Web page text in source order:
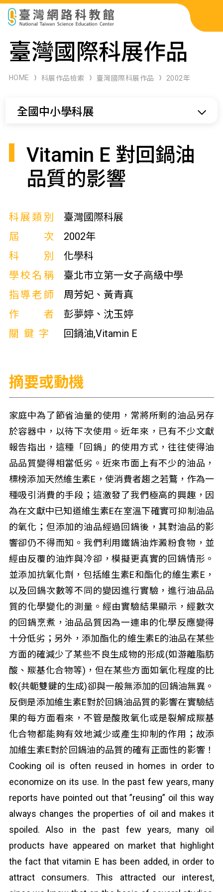
科展作品檢索
科學研習月刊
臺灣國際科展作品
HOME 科展作品檢索 臺灣國際科展作品 2002年
全國中小學科展
Vitamin E 對回鍋油
品質的影響
科展類別
臺灣國際科展
屆次
2002年
科別
化學科
學校名稱
臺北市立第一女子高級中學
指導老師
周芳妃、黃青真
作者
彭夢婷、沈玉婷
關鍵字
回鍋油,Vitamin E
摘要或動機
家庭中為了節省油量的使用，常將所剩的油品另存
於容器中，以待下次使用。近年來，已有不少文獻
報告指出，這種「回鍋」的使用方式，往往使得油
品品質變得相當低劣。近來市面上有不少的油品，
標榜添加天然維生素E，使消費者趨之若鶩，作為一
種吸引消費的手段；這激發了我們極高的興趣，因
為在文獻中已知道維生素E在室溫下確實可抑制油品
的氧化；但添加的油品經過回鍋後，其對油品的影
響卻仍不得而知。我們利用鐵鍋油炸澱粉食物，並
經由反覆的油炸與冷卻，模擬更真實的回鍋情形。
並添加抗氧化劑，包括維生素E和酯化的維生素E，
以及回鍋次數等不同的變因進行實驗，進行油品品
質的化學變化的測量。經由實驗結果顯示，經數次
的回鍋烹煮，油品品質因為一連串的化學反應變得
十分低劣；另外，添加酯化的維生素E的油品在某些
方面的確減少了某些不良生成物的形成(如游離脂肪
酸、羰基化合物等)，但在某些方面如氧化程度的比
較(共軛雙鍵的生成)卻與一般無添加的回鍋油無異。
反倒是添加維生素E對於回鍋油品質的影響在實驗結
果的每方面看來，不管是酸敗氧化或是裂解成羰基
化合物都能夠有效地減少或產生抑制的作用；故添
加維生素E對於回鍋油的品質的確有正面性的影響！
Cooking oil is often reused in homes in order to
economize on its use. In the past few years, many
reports have pointed out that ”reusing” oil this way
always changes the properties of oil and makes it
spoiled. Also in the past few years, many oil
products have appeared on market that highlight
the fact that vitamin E has been added, in order to
attract consumers. This attracted our interest,